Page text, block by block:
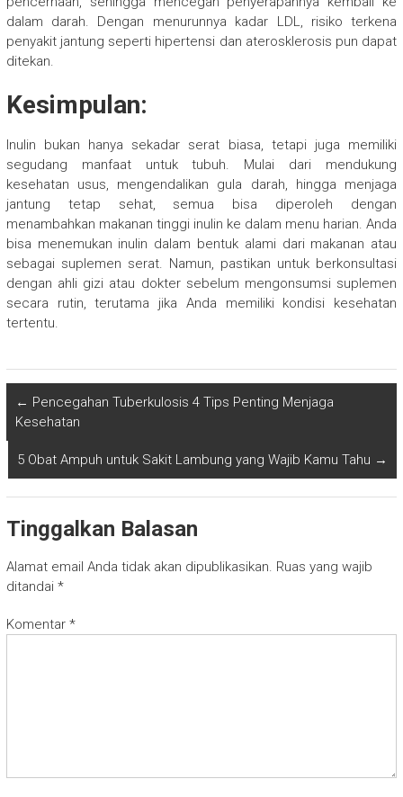
dalam darah. Dengan menurunnya kadar LDL, risiko terkena
penyakit jantung seperti hipertensi dan aterosklerosis pun dapat
ditekan.
Kesimpulan:
Inulin bukan hanya sekadar serat biasa, tetapi juga memiliki
segudang manfaat untuk tubuh. Mulai dari mendukung
kesehatan usus, mengendalikan gula darah, hingga menjaga
jantung tetap sehat, semua bisa diperoleh dengan
menambahkan makanan tinggi inulin ke dalam menu harian. Anda
bisa menemukan inulin dalam bentuk alami dari makanan atau
sebagai suplemen serat. Namun, pastikan untuk berkonsultasi
dengan ahli gizi atau dokter sebelum mengonsumsi suplemen
secara rutin, terutama jika Anda memiliki kondisi kesehatan
tertentu.
← Pencegahan Tuberkulosis 4 Tips Penting Menjaga
Kesehatan
5 Obat Ampuh untuk Sakit Lambung yang Wajib Kamu Tahu →
Tinggalkan Balasan
Alamat email Anda tidak akan dipublikasikan. Ruas yang wajib
ditandai *
Komentar *